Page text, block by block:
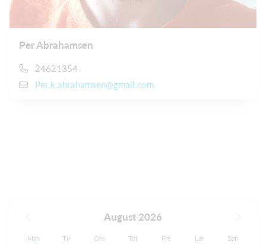
Per Abrahamsen
24621354
Per.k.abrahamsen@gmail.com
August 2026
Man Tir Ons Tor Fre Lør Søn